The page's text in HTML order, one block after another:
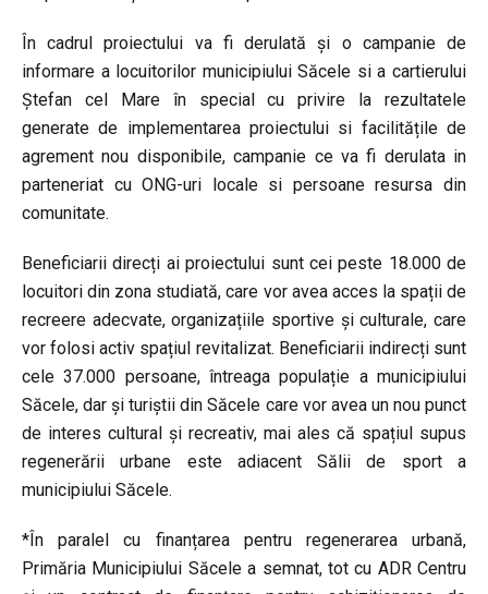
În cadrul proiectului va fi derulată și o campanie de
informare a locuitorilor municipiului Săcele si a cartierului
Ștefan cel Mare în special cu privire la rezultatele
generate de implementarea proiectului si facilitățile de
agrement nou disponibile, campanie ce va fi derulata in
parteneriat cu ONG-uri locale si persoane resursa din
comunitate.
Beneficiarii direcți ai proiectului sunt cei peste 18.000 de
locuitori din zona studiată, care vor avea acces la spații de
recreere adecvate, organizațiile sportive și culturale, care
vor folosi activ spațiul revitalizat. Beneficiarii indirecți sunt
cele 37.000 persoane, întreaga populație a municipiului
Săcele, dar și turiștii din Săcele care vor avea un nou punct
de interes cultural și recreativ, mai ales că spațiul supus
regenerării urbane este adiacent Sălii de sport a
municipiului Săcele.
*În paralel cu finanțarea pentru regenerarea urbană,
Primăria Municipiului Săcele a semnat, tot cu ADR Centru